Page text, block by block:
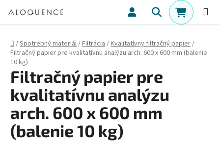
Hľadať
Domov
/Spotrebný materiál/Filtrácia/Kvalitatívny filtračný papier/
Filtračný papier pre kvalitatívnu analýzu arch. 600 x 600 mm (balenie
10 kg)
Filtračný papier pre
kvalitatívnu analýzu
arch. 600 x 600 mm
(balenie 10 kg)